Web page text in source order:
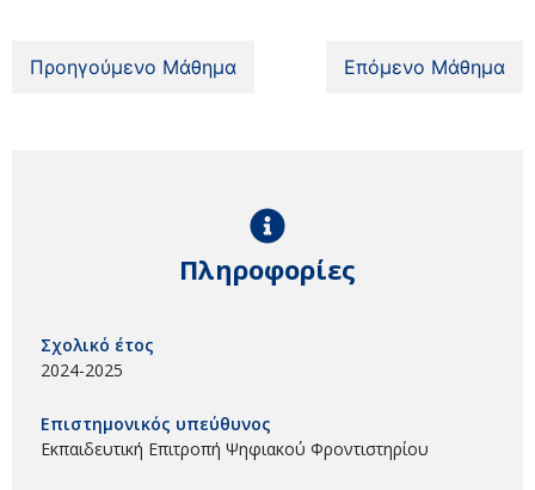
Προηγούμενο Μάθημα Επόμενο Μάθημα
Πληροφορίες
Σχολικό έτος
2024-2025
Επιστημονικός υπεύθυνος
Εκπαιδευτική Επιτροπή Ψηφιακού Φροντιστηρίου